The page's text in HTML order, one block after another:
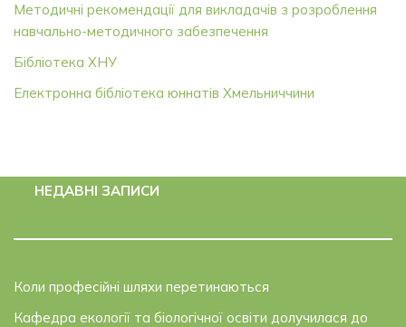
Методичні рекомендації для викладачів з розроблення
навчально-методичного забезпечення
Бібліотека ХНУ
Електронна бібліотека юннатів Хмельниччини
НЕДАВНІ ЗАПИСИ
Коли професійні шляхи перетинаються
Кафедра екології та біологічної освіти долучилася до